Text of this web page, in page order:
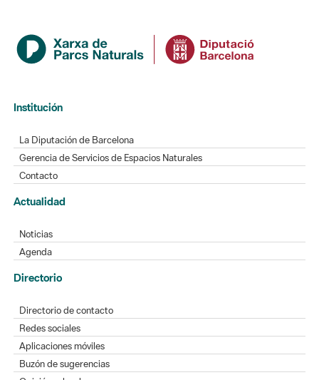
Institución
La Diputación de Barcelona
Gerencia de Servicios de Espacios Naturales
Contacto
Actualidad
Noticias
Agenda
Directorio
Directorio de contacto
Redes sociales
Aplicaciones móviles
Buzón de sugerencias